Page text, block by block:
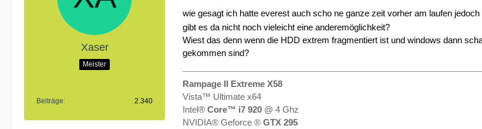
Xaser
Meister
Beiträge 2.340
wie gesagt ich hatte everest auch scho ne ganze zeit vorher am laufen
gibt es da nicht noch vieleicht eine anderemöglichkeit?
Wiest das denn wenn die HDD extrem fragmentiert ist und windows dann
gekommen sind?
Rampage II Extreme X58
Vista™ Ultimate x64
Intel® Core™ i7 920 @ 4 Ghz
NVIDIA® Geforce ® GTX 295